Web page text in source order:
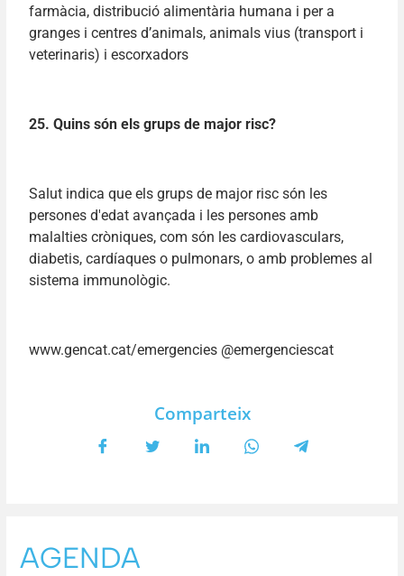
farmàcia, distribució alimentària humana i per a
granges i centres d’animals, animals vius (transport i
veterinaris) i escorxadors
25. Quins són els grups de major risc?
Salut indica que els grups de major risc són les
persones d'edat avançada i les persones amb
malalties cròniques, com són les cardiovasculars,
diabetis, cardíaques o pulmonars, o amb problemes al
sistema immunològic.
www.gencat.cat/emergencies @emergenciescat
Comparteix
AGENDA